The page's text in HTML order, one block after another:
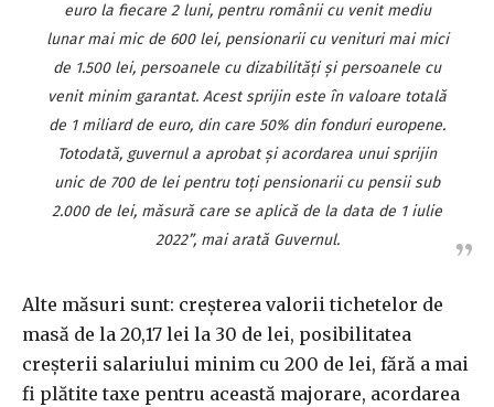
euro la fiecare 2 luni, pentru românii cu venit mediu
lunar mai mic de 600 lei, pensionarii cu venituri mai mici
de 1.500 lei, persoanele cu dizabilităţi şi persoanele cu
venit minim garantat. Acest sprijin este în valoare totală
de 1 miliard de euro, din care 50% din fonduri europene.
Totodată, guvernul a aprobat şi acordarea unui sprijin
unic de 700 de lei pentru toţi pensionarii cu pensii sub
2.000 de lei, măsură care se aplică de la data de 1 iulie
2022”, mai arată Guvernul.
Alte măsuri sunt: creşterea valorii tichetelor de
masă de la 20,17 lei la 30 de lei, posibilitatea
creşterii salariului minim cu 200 de lei, fără a mai
fi plătite taxe pentru această majorare, acordarea